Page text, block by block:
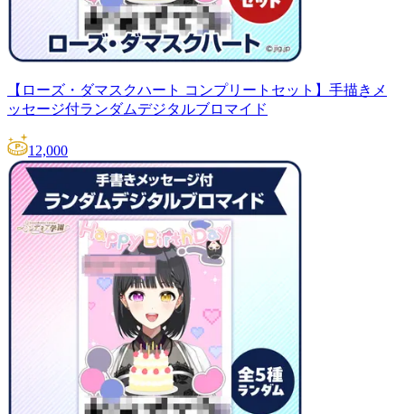
【ローズ・ダマスクハート コンプリートセット】手描きメ
ッセージ付ランダムデジタルブロマイド
12,000